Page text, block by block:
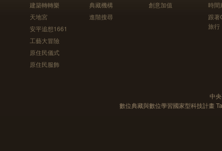
建築轉轉樂
天地宮
安平追想1661
工藝大冒險
原住民儀式
原住民服飾
典藏機構
進階搜尋
創意加值
時間
跟
旅行
中
數位典藏與數位學習國家型科技計畫